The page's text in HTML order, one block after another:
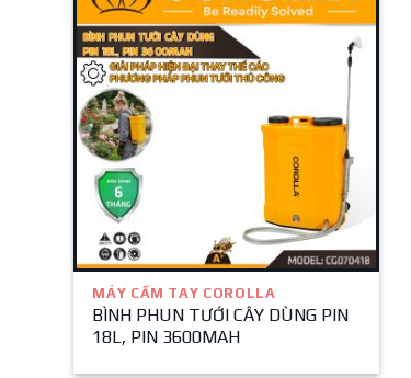
MÁY CẦM TAY COROLLA
BÌNH PHUN TƯỚI CÂY DÙNG PIN
18L, PIN 3600MAH